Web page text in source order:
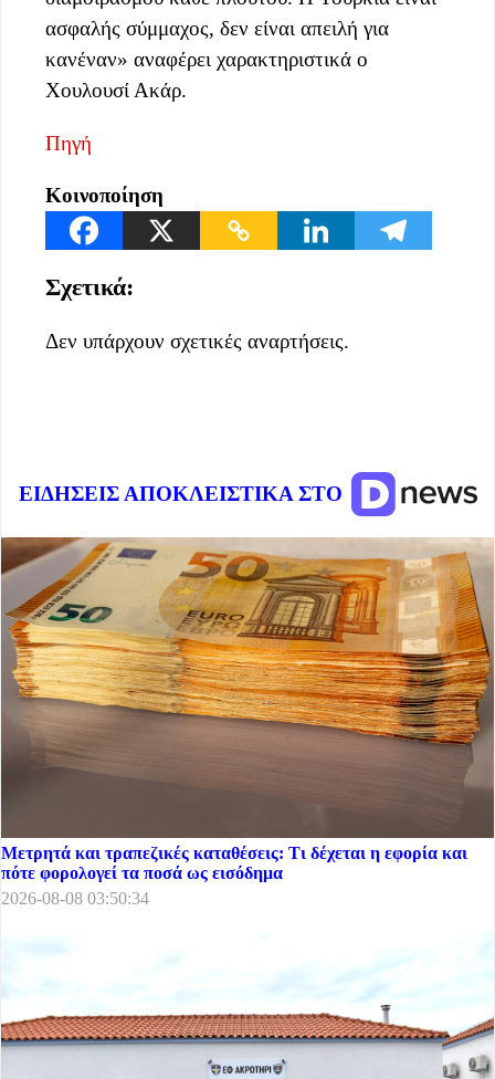
ασφαλής σύμμαχος, δεν είναι απειλή για
κανέναν» αναφέρει χαρακτηριστικά ο
Χουλουσί Ακάρ.
Πηγή
Κοινοποίηση
Σχετικά:
Δεν υπάρχουν σχετικές αναρτήσεις.
ΕΙΔΗΣΕΙΣ ΑΠΟΚΛΕΙΣΤΙΚΑ ΣΤΟ
Μετρητά και τραπεζικές καταθέσεις: Τι δέχεται η εφορία και
πότε φορολογεί τα ποσά ως εισόδημα
2026-08-08 03:50:34